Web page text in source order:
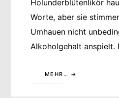
Holunderblütenlikör
Worte, aber sie
Umhauen nicht
Alkoholgehalt anspielt.
MEHR…